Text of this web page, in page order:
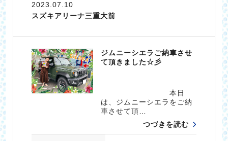
2023.07.10
スズキアリーナ三重大前
ジムニーシエラご納車させ
て頂きました☆彡
本日
は、ジムニーシエラをご納
車させて頂…
つづきを読む